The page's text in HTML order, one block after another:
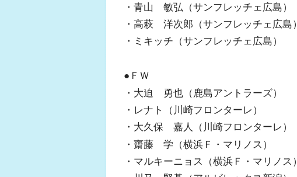
・青山 敏弘（サンフレッチェ広島）
・高萩 洋次郎（サンフレッチェ広島）
・ミキッチ（サンフレッチェ広島）
●ＦＷ
・大迫 勇也（鹿島アントラーズ）
・レナト（川崎フロンターレ）
・大久保 嘉人（川崎フロンターレ）
・齋藤 学（横浜Ｆ・マリノス）
・マルキーニョス（横浜Ｆ・マリノス）